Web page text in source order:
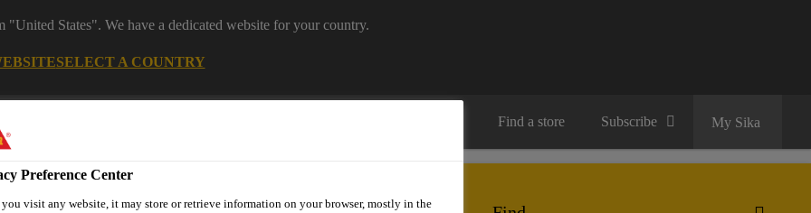
States". We have a dedicated website for your country.
SELECT A COUNTRY
Find a store Subscribe My Sika
Preference Center
visit any website, it may store or retrieve information on your browser, mostly in the